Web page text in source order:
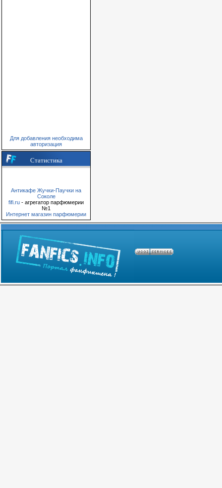
Для добавления необходима
авторизация
Статистика
Антикафе Жучки-Паучки на
Соколе
fifi.ru - агрегатор парфюмерии
№1
Интернет магазин парфюмерии